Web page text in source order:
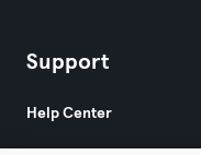
Support
Help Center